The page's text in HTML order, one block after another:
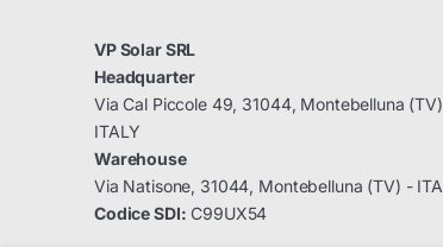
VP Solar SRL
Headquarter
Via Cal Piccole 49, 31044, Montebelluna
ITALY
Warehouse
Via Natisone, 31044, Montebelluna (TV) -
Codice SDI: C99UX54